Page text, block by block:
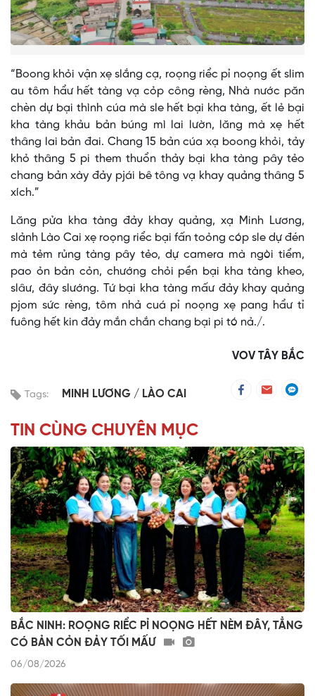
“Boong khỏi vận xẹ slắng cạ, roọng riểc pỉ noọng ết slim
au tôm hẩư hết tàng vạ cỏp công rèng, Nhà nước păn
chèn dự bại thình cúa mà sle hết bại kha tàng, ết lẻ bại
kha tàng khảu bản búng mì lai lườn, lăng mà xẹ hết
thâng lai bản đai. Chang 15 bản cúa xạ boong khỏi, tảy
khỏ thâng 5 pi them thuổn thảy bại kha tàng pây tẻo
chang bản xày đảy pjái bê tông vạ khay quảng thâng 5
xích.”
Lăng pửa kha tàng đảy khay quảng, xạ Minh Lương,
slảnh Lào Cai xẹ roọng riểc bại fấn toỏng cóp sle dự đén
mà tẻm rủng tàng pây tẻo, dự camera mà ngòi tiểm,
pao ỏn bản cỏn, chướng chỏi pền bại kha tàng kheo,
slâư, đây slướng. Tứ bại kha tàng mấư đảy khay quảng
pjom sức rèng, tôm nhả cuá pỉ noọng xẹ pang hẩư tỉ
fuông hết kin đảy mắn chắn chang bại pi tó nả./.
VOV TÂY BẮC
Tags: MINH LƯƠNG LÀO CAI
TIN CÙNG CHUYÊN MỤC
BẮC NINH: ROỌNG RIỂC PỈ NOỌNG HẾT NÈM ĐÂY, TẲNG
CÓ BẢN CỎN ĐẢY TỐI MẤƯ
06/08/2026